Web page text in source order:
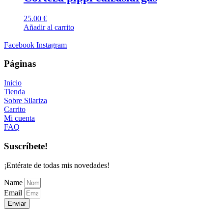
25.00 €
Añadir al carrito
Facebook Instagram
Páginas
Inicio
Tienda
Sobre Silariza
Carrito
Mi cuenta
FAQ
Suscríbete!
¡Entérate de todas mis novedades!
Name
Email
Enviar